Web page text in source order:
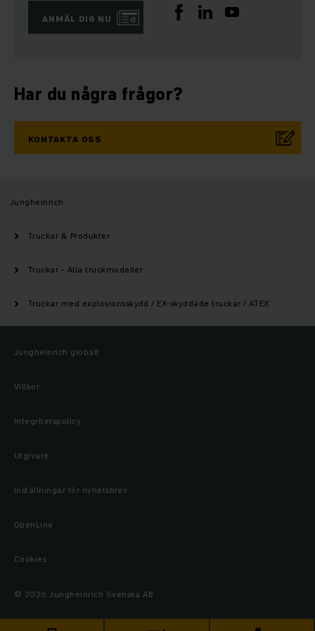
ANMÄL DIG NU
Har du några frågor?
KONTAKTA OSS
Jungheinrich
Truckar & Produkter
Truckar - Alla truckmodeller
Truckar med explosionsskydd / EX-skyddade truckar / ATEX
Jungheinrich globalt
Villkor
Integritetspolicy
Utgivare
Inställningar för nyhetsbrev
OpenLine
Cookies
© 2026 Jungheinrich Svenska AB